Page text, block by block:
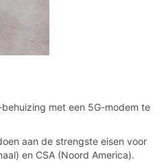
met een 5G-modem te
aan de strengste eisen voor
en CSA (Noord America).